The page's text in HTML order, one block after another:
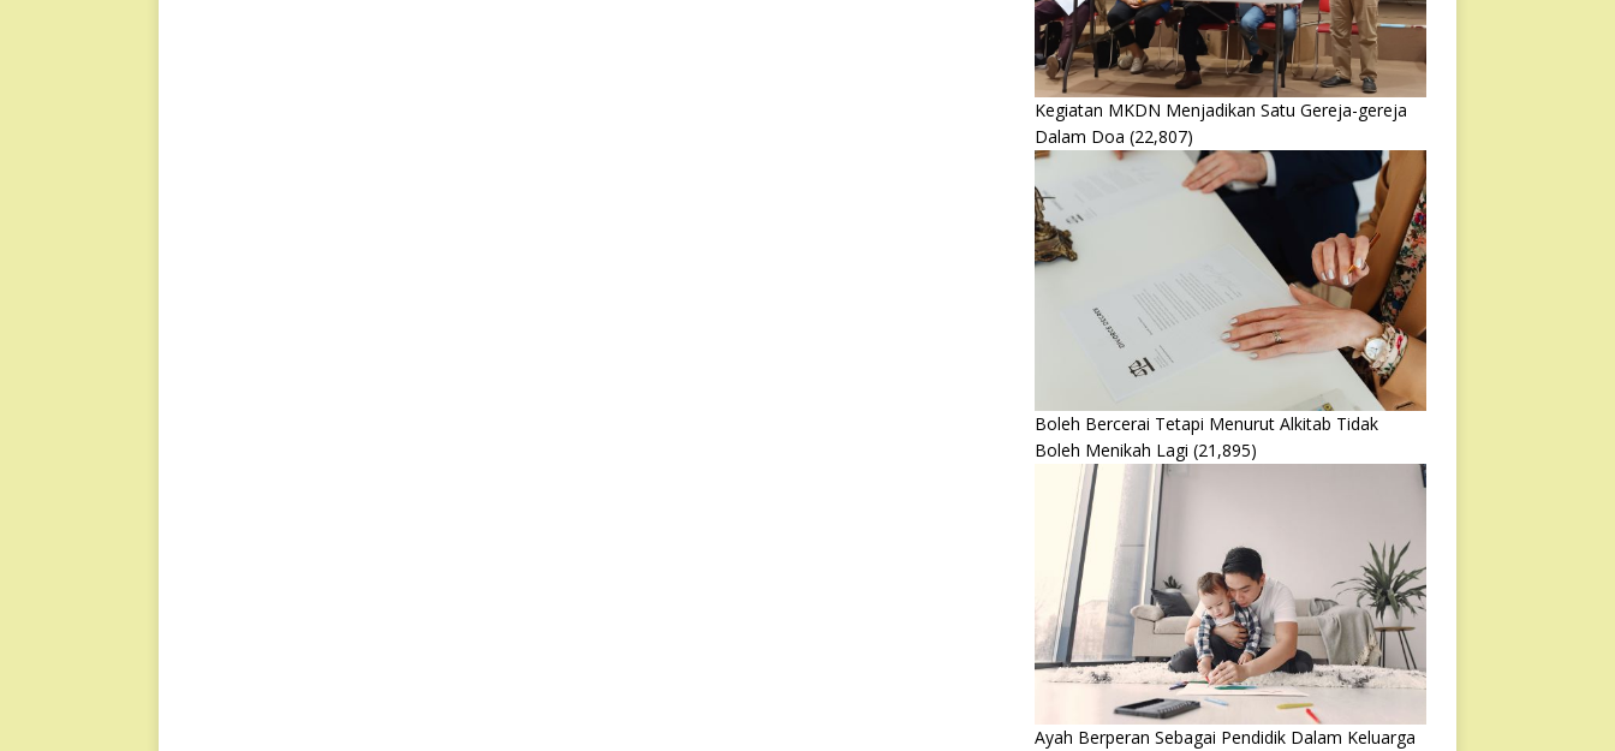
Kegiatan MKDN Menjadikan Satu Gereja-gereja
Dalam Doa (22,807)
Boleh Bercerai Tetapi Menurut Alkitab Tidak
Boleh Menikah Lagi (21,895)
Ayah Berperan Sebagai Pendidik Dalam Keluarga